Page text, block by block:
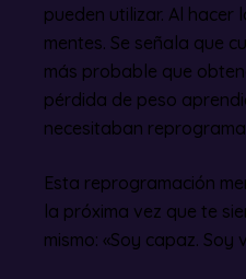
pueden utilizar. Al
mentes. Se señala que
más probable que
pérdida de peso
necesitaban
Esta reprogramación
la próxima vez que te
mismo: «Soy capaz. Soy